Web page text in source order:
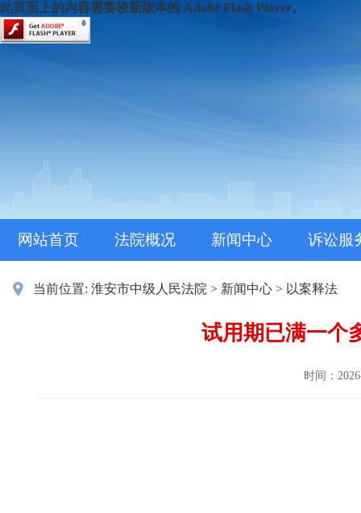
此页面上的内容需要较新版本的 Adobe Flash Player。
网站首页 法院概况 新闻中心 诉讼服
当前位置: 淮安市中级人民法院 > 新闻中心 > 以案释法
试用期已满一个
时间：